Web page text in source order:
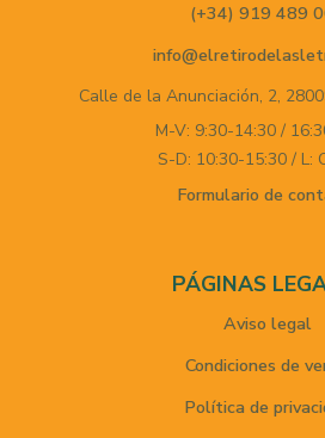
(+34) 919 489
Calle de la Anunciación, 2,
M-V: 9:30-14:30 /
S-D: 10:30-15:30 / L:
Formulario de
PÁGINAS
Aviso legal
Condiciones de
Política de